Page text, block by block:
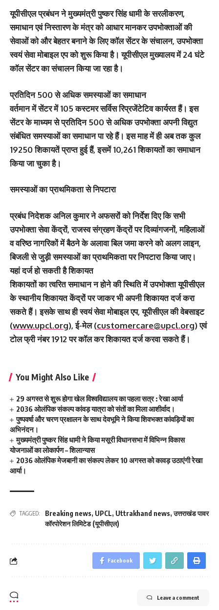
यूपीसीएल प्रबंधन ने मुख्यमंत्री पुष्कर सिंह धामी के सरलीकरण,
समाधान एवं निस्तारण के मंत्र को आधार मानकर उपभोक्ताओं की
सेवाओं को और बेहतर बनाने के लिए कॉल सेंटर के संचालन, उपभोक्ता
स्वयं सेवा मोबाइल एप को शुरू किया है। यूपीसीएल मुख्यालय में 24 घंटे
कॉल सेंटर का संचालन किया जा रहा है।
प्रतिदिन 500 से अधिक समस्याओं का समाधान
वर्तमान में सेंटर में 105 कस्टमर सर्विस रिप्रजेंटेटिव कार्यरत हैं। इस
सेंटर के माध्यम से प्रतिदिन 500 से अधिक उपभोक्ता अपनी विद्युत
संबंधित समस्याओं का समाधान पा रहे हैं। इस माह में ही अब तक कुल
19250 शिकायतें प्राप्त हुई हैं, इसमें 10,261 शिकायतों का समाधान
किया जा चुका है।
समस्याओं का प्राथमिकता से निपटारा
प्रबंध निदेशक अनिल कुमार ने अफसरों को निर्देश दिए कि सभी
उपभोक्ता सेवा केंद्रों, राजस्व संग्रहण केंद्रों पर दिव्यांगजनों, महिलाओं
व वरिष्ठ नागरिकों में बैठने के अलावा बिल जमा करने को अलग लाइन,
बिजली से जुड़ी समस्याओं का प्राथमिकता पर निपटारा किया जाए।
यहां दर्ज हो सकती है शिकायत
शिकायतों का त्वरित समाधान न होने की स्थिति में उपभोक्ता यूपीसीएल
के स्थानीय शिकायत केंद्रों पर जाकर भी अपनी शिकायत दर्ज करा
सकते हैं। इसके साथ ही स्वयं सेवा मोबाइल एप, यूपीसीएल की वेबसाइट
(www.upcl.org), ई-मेल (customercare@upcl.org) एवं
टोल फ्री नंबर 1912 पर कॉल कर शिकायत दर्ज करवा सकते हैं।
You Might Also Like
29 अगस्त से शुरू होगा खेल विश्वविद्यालय का पहला सत्र : रेखा आर्या
2036 ओलंपिक संकल्प कांवड़ यात्रा को संतों का मिला आशीर्वाद।
पुष्पवर्षा और चरण प्रक्षालन के साथ देवभूमि ने किया शिवभक्त कांवड़ियों का
अभिनंदन।
मुख्यमंत्री पुष्कर सिंह धामी ने किया मसूरी विधानसभा में विभिन्न विकास
योजनाओं का लोकार्पण – शिलान्यास
2036 ओलंपिक मेजबानी का संकल्प लेकर 10 अगस्त को कावड़ उठाएंगी रेखा
आर्या।
TAGGED: Breaking news, UPCL, Uttrakhand news,उत्तराखंड पावर
कॉरपोरेशन लिमिटेड (यूपीसीएल)
Facebook
Leave a comment